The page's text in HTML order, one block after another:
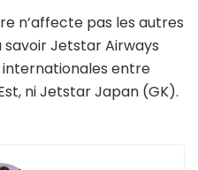
n’affecte pas les autres
Jetstar Airways
internationales entre
ni Jetstar Japan (GK).